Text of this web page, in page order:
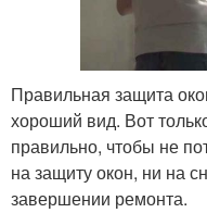
Правильная защита
хороший вид. Вот
правильно, чтобы не
на защиту окон, ни на
завершении ремонта.